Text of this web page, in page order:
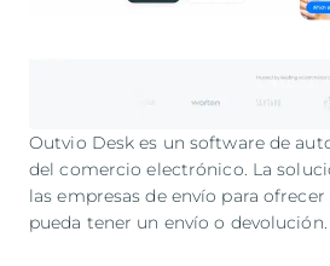
Outvio Desk es un software de
del comercio electrónico. La
las empresas de envío para
pueda tener un envío o devolución.